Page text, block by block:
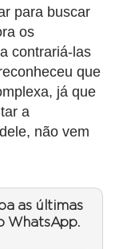
para buscar
os
contrariá-las
que
já que
a
não vem
as últimas
WhatsApp.